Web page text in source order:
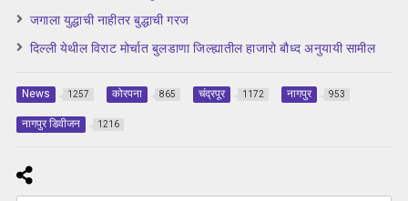
जगाला युद्धाची नाहीतर बुद्धाची गरज
दिल्ली येथील विराट मोर्चात बुलडाणा जिल्ह्यातील हाजारो बौध्द अनुयायी सामील
News 1257 कोरपना 865 चंद्रपूर 1172 नागपुर 953
नागपुर डिवीजन 1216